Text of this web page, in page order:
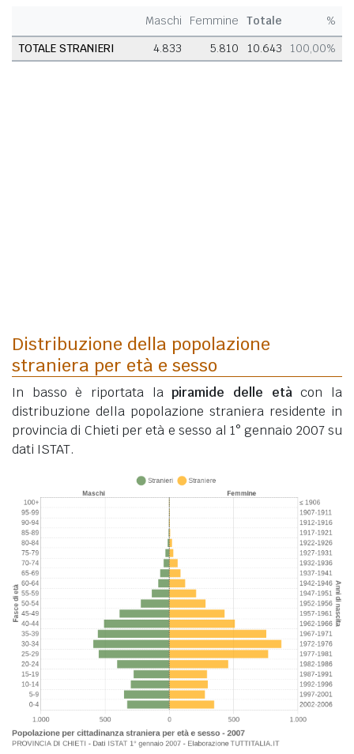
Maschi Femmine Totale
%
TOTALE STRANIERI
4.833 5.810 10.643 100,00%
Distribuzione della popolazione
straniera per età e sesso
In basso è riportata lapiramide delle etàcon la
distribuzione della popolazione straniera residente in
provincia di Chieti per età e sesso al 1° gennaio 2007 su
dati ISTAT.